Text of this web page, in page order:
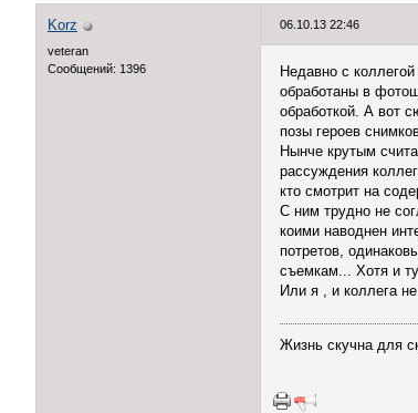
Korz
veteran
Сообщений: 1396
06.10.13 22:46
Недавно с
обработаны в
обработкой. А вот
позы героев
Нынче крутым
рассуждения
кто смотрит на
С ним трудно не
коими наводнен
потретов,
съемкам... Хотя и
Или я , и коллега
Жизнь скучна для